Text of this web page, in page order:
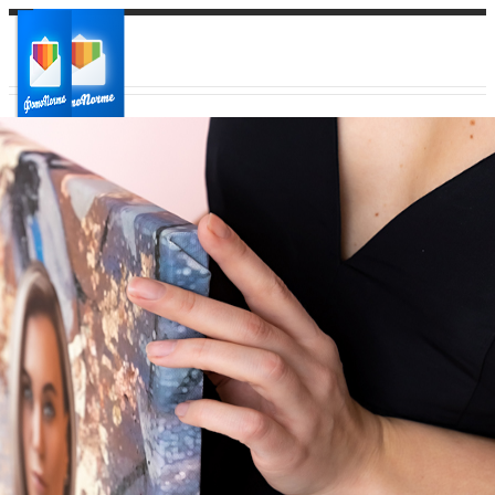
Ваш город:
Ваш регион доставки
Выберите из списка: